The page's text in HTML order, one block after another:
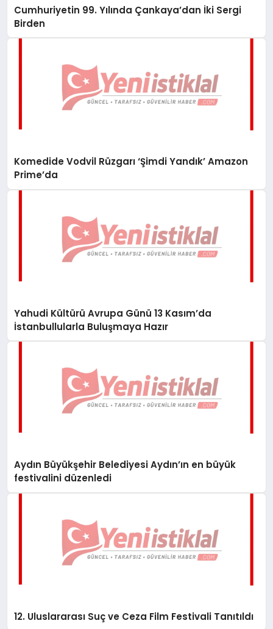
Cumhuriyetin 99. Yılında Çankaya’dan İki Sergi
Birden
Komedide Vodvil Rüzgarı ‘Şimdi Yandık’ Amazon
Prime’da
Yahudi Kültürü Avrupa Günü 13 Kasım’da
İstanbullularla Buluşmaya Hazır
Aydın Büyükşehir Belediyesi Aydın’ın en büyük
festivalini düzenledi
12. Uluslararası Suç ve Ceza Film Festivali Tanıtıldı